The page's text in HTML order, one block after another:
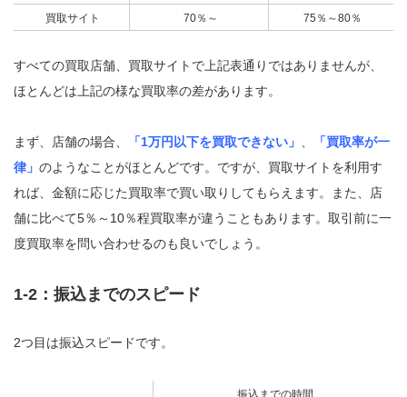
買取サイト 70％～ 75％～80％
すべての買取店舗、買取サイトで上記表通りではありませんが、
ほとんどは上記の様な買取率の差があります。
まず、店舗の場合、 「1万円以下を買取できない」
「買取率が一
律」 のようなことがほとんどです。ですが、買取サイトを利用す
れば、金額に応じた買取率で買い取りしてもらえます。また、店
舗に比べて5％～10％程買取率が違うこともあります。取引前に一
度買取率を問い合わせるのも良いでしょう。
1-2：振込までのスピード
2つ目は振込スピードです。
振込までの時間